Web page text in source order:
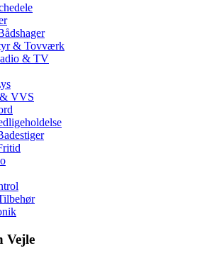
& Tovværk
& TV
VVS
Vejle